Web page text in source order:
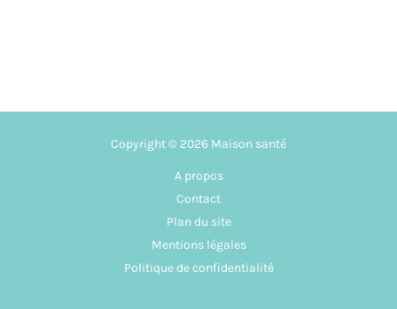
Copyright © 2026 Maison santé
A propos
Contact
Plan du site
Mentions légales
Politique de confidentialité